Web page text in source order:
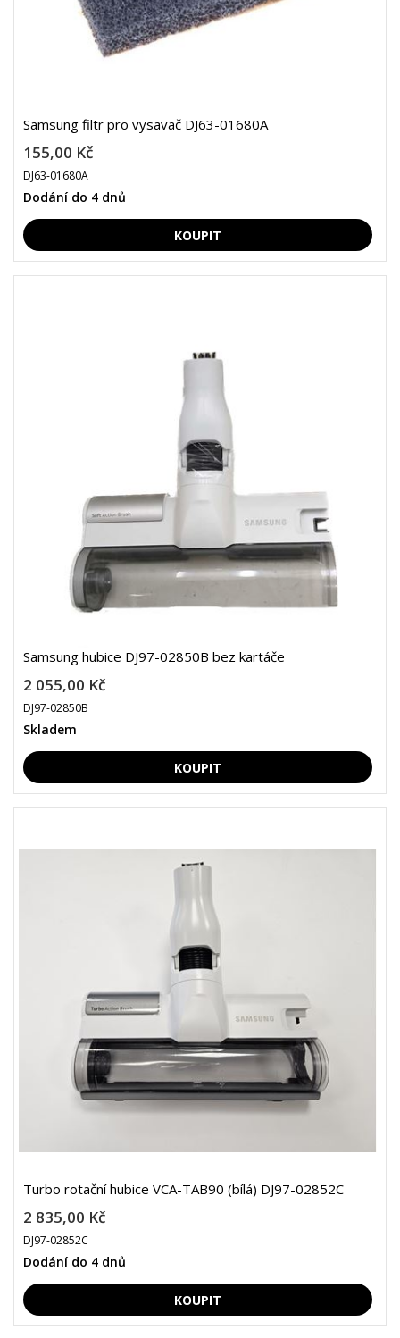
Samsung filtr pro vysavač DJ63-01680A
155,00 Kč
DJ63-01680A
Dodání do 4 dnů
Samsung hubice DJ97-02850B bez kartáče
2 055,00 Kč
DJ97-02850B
Skladem
Turbo rotační hubice VCA-TAB90 (bílá) DJ97-02852C
2 835,00 Kč
DJ97-02852C
Dodání do 4 dnů